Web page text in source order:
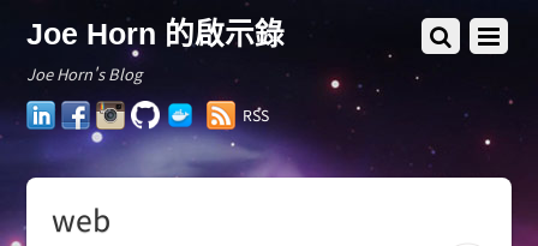
Joe Horn 的啟示錄
Joe Horn's Blog
LinkedInFacebookInstagram
GitHubDocker
Hub
RSS
web